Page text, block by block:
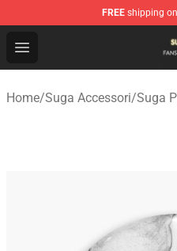
FREE shipping
Open menu
Suga Shop - Official
Home/Suga Accessori/Suga